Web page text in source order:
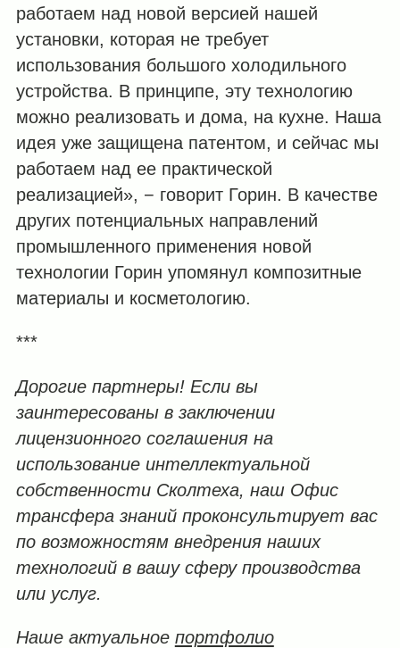
работаем над новой версией нашей
установки, которая не требует
использования большого холодильного
устройства. В принципе, эту технологию
можно реализовать и дома, на кухне. Наша
идея уже защищена патентом, и сейчас мы
работаем над ее практической
реализацией», − говорит Горин. В качестве
других потенциальных направлений
промышленного применения новой
технологии Горин упомянул композитные
материалы и косметологию.
***
Дорогие партнеры! Если вы
заинтересованы в заключении
лицензионного соглашения на
использование интеллектуальной
собственности Сколтеха, наш Офис
трансфера знаний проконсультирует вас
по возможностям внедрения наших
технологий в вашу сферу производства
или услуг.
Наше актуальное портфолио